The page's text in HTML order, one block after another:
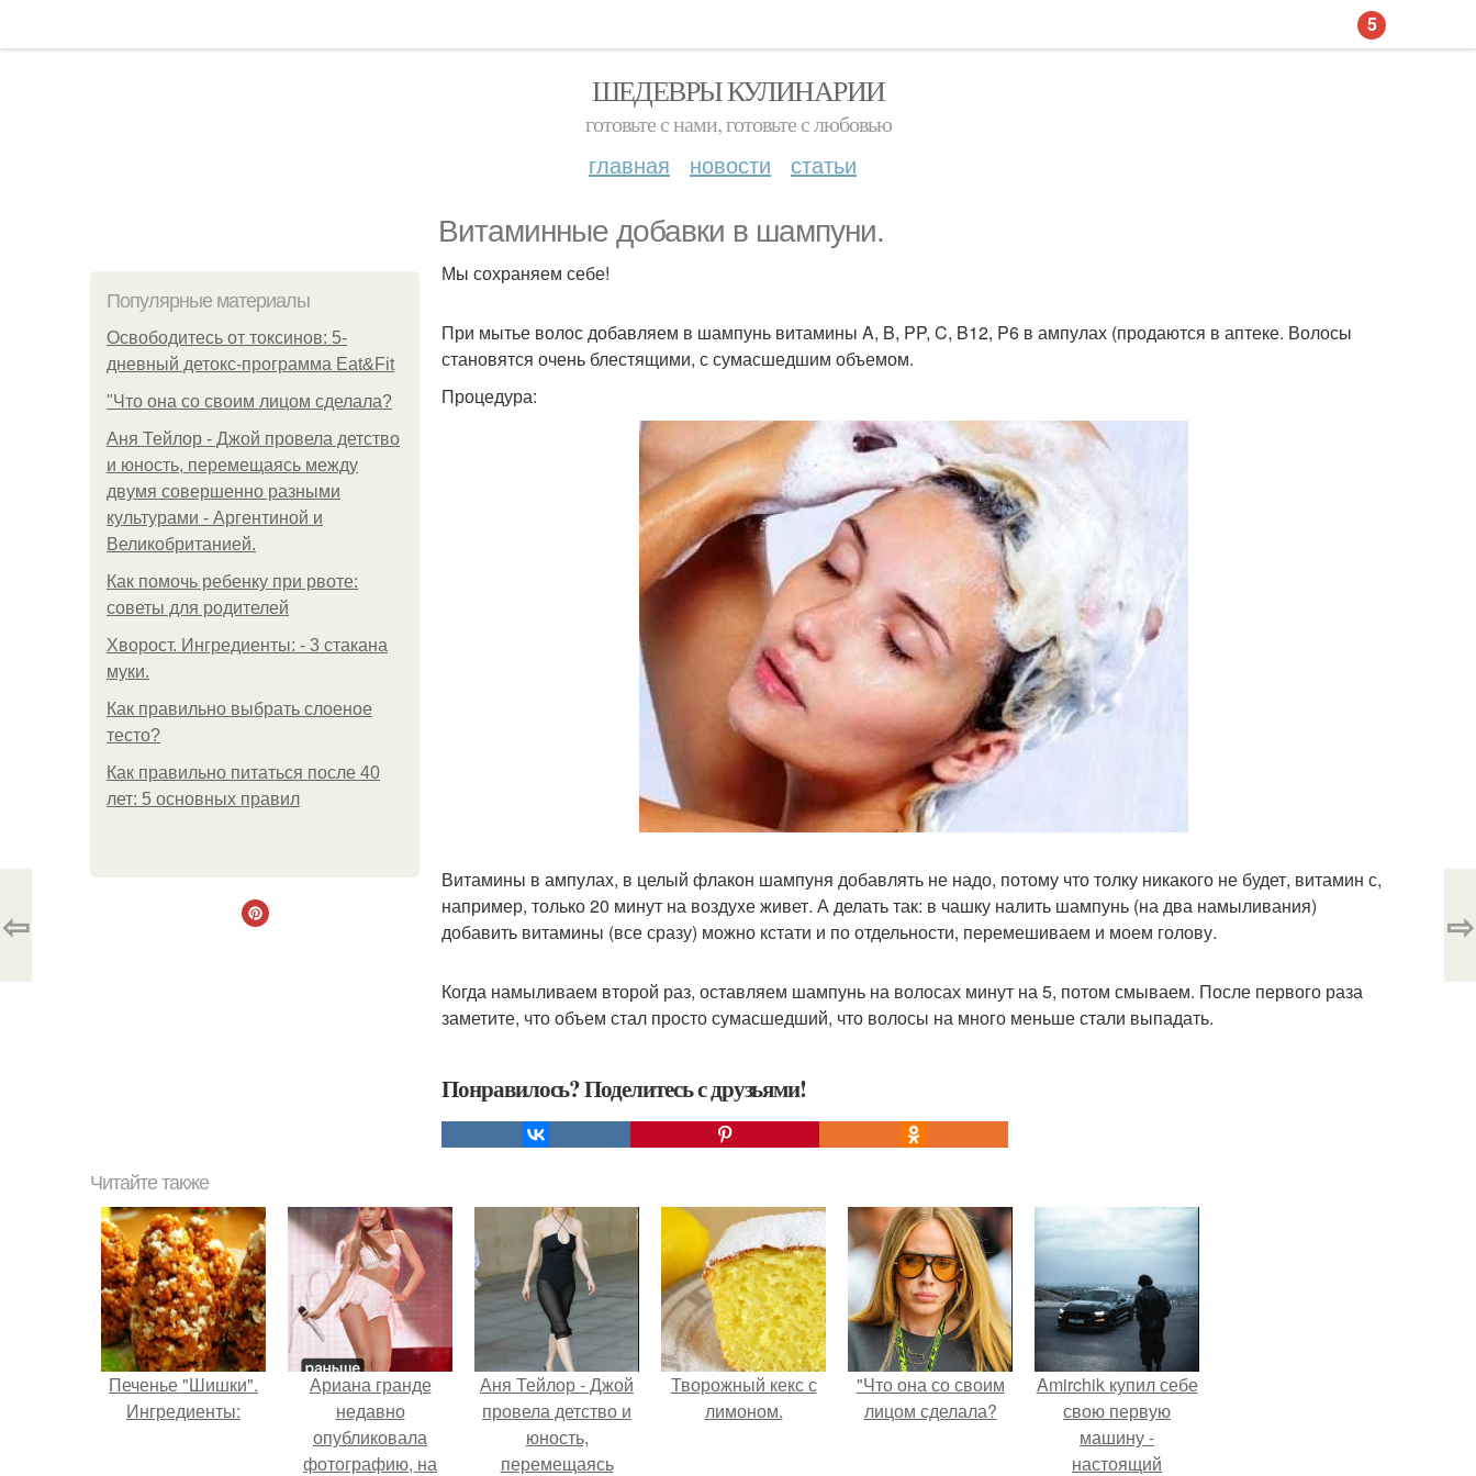
ШЕДЕВРЫ КУЛИНАРИИ
готовьте с нами, готовьте с любовью
главная новости статьи
Витаминные добавки в шампуни.
Популярные материалы
Освободитесь от токсинов: 5-
дневный детокс-программа Eat&Fit
"Что она со своим лицом сделала?
Аня Тейлор - Джой провела детство
и юность, перемещаясь между
двумя совершенно разными
культурами - Аргентиной и
Великобританией.
Как помочь ребенку при рвоте:
советы для родителей
Хворост. Ингредиенты: - 3 стакана
муки.
Как правильно выбрать слоеное
тесто?
Как правильно питаться после 40
лет: 5 основных правил
Мы сохраняем себе!
При мытье волос добавляем в шампунь витамины A, B, PP, C, B12, P6 в ампулах (продаются в аптеке. Волосы
становятся очень блестящими, с сумасшедшим объемом.
Процедура:
Витамины в ампулах, в целый флакон шампуня добавлять не надо, потому что толку никакого не будет, витамин с,
например, только 20 минут на воздухе живет. А делать так: в чашку налить шампунь (на два намыливания)
добавить витамины (все сразу) можно кстати и по отдельности, перемешиваем и моем голову.
Когда намыливаем второй раз, оставляем шампунь на волосах минут на 5, потом смываем. После первого раза
заметите, что объем стал просто сумасшедший, что волосы на много меньше стали выпадать.
Понравилось? Поделитесь с друзьями!
⇦ ⇨
Читайте также
Печенье "Шишки".
Ингредиенты:
Ариана гранде
недавно
опубликовала
фотографию, на
Аня Тейлор - Джой
провела детство и
юность,
перемещаясь
Творожный кекс с
лимоном.
"Что она со своим
лицом сделала?
Amirchik купил себе
свою первую
машину -
настоящий
5